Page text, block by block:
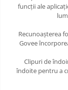
funcții ale
Recunoașterea
Govee
Clipuri de
îndoite pentru a